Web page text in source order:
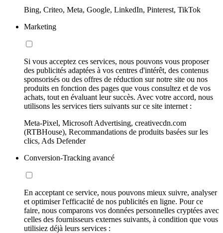
Bing, Criteo, Meta, Google, LinkedIn, Pinterest, TikTok
Marketing
Si vous acceptez ces services, nous pouvons vous proposer
des publicités adaptées à vos centres d'intérêt, des contenus
sponsorisés ou des offres de réduction sur notre site ou nos
produits en fonction des pages que vous consultez et de vos
achats, tout en évaluant leur succès. Avec votre accord, nous
utilisons les services tiers suivants sur ce site internet :
Meta-Pixel, Microsoft Advertising, creativecdn.com
(RTBHouse), Recommandations de produits basées sur les
clics, Ads Defender
Conversion-Tracking avancé
En acceptant ce service, nous pouvons mieux suivre, analyser
et optimiser l'efficacité de nos publicités en ligne. Pour ce
faire, nous comparons vos données personnelles cryptées avec
celles des fournisseurs externes suivants, à condition que vous
utilisiez déjà leurs services :